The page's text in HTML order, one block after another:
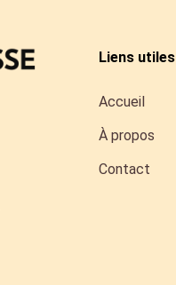
Liens utiles
Accueil
À propos
Contact